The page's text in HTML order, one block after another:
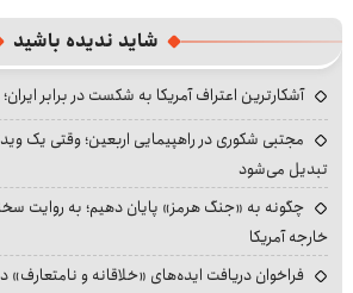
شاید ندیده باشید
آشکارترین اعتراف آمریکا به شکست در برابر
مجتبی شکوری در راهپیمایی اربعین؛ وقتی یک
تبدیل می‌شود
چگونه به «جنگ هرمز» پایان دهیم؛ به روایت
خارجه آمریکا
فراخوان دریافت ایده‌های «خلاقانه و نامتعارف»